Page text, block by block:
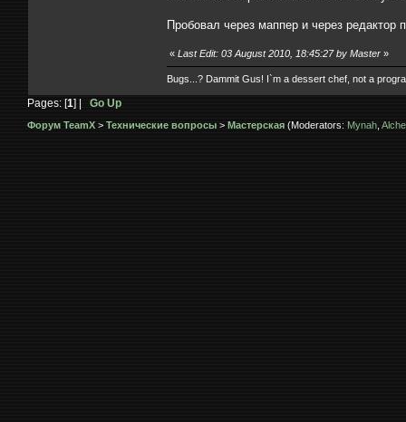
Пробовал через маппер и через редактор
« Last Edit: 03 August 2010, 18:45:27 by Master »
Bugs...? Dammit Gus! I`m a dessert chef, not a
Pages: [1] | Go Up
Форум TeamX > Технические вопросы > Мастерская (Moderators: Mynah